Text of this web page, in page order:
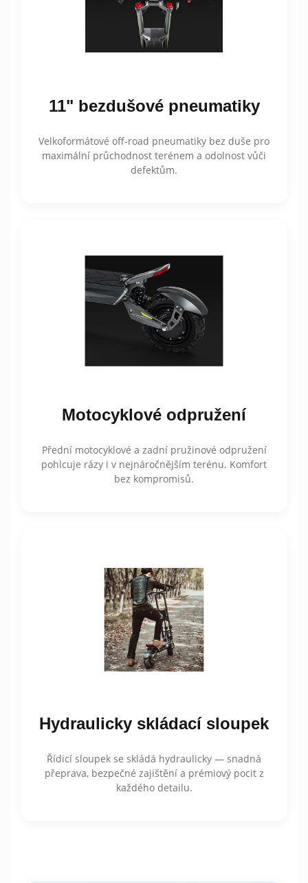
11" bezdušové pneumatiky
Velkoformátové off-road pneumatiky bez duše pro
maximální průchodnost terénem a odolnost vůči
defektům.
Motocyklové odpružení
Přední motocyklové a zadní pružinové odpružení
pohlcuje rázy i v nejnáročnějším terénu. Komfort
bez kompromisů.
Hydraulicky skládací sloupek
Řídicí sloupek se skládá hydraulicky — snadná
přeprava, bezpečné zajištění a prémiový pocit z
každého detailu.